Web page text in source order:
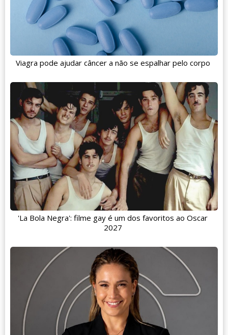
Viagra pode ajudar câncer a não se espalhar pelo corpo
'La Bola Negra': filme gay é um dos favoritos ao Oscar
2027